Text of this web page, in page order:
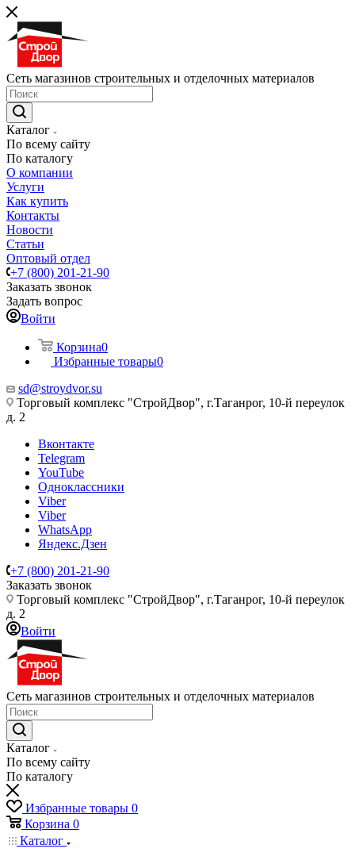
Сеть магазинов строительных и отделочных материалов
Каталог
По всему сайту
По каталогу
О компании
Услуги
Как купить
Контакты
Новости
Статьи
Оптовый отдел
+7 (800) 201-21-90
Заказать звонок
Задать вопрос
Войти
Корзина0
Избранные товары0
sd@stroydvor.su
Торговый комплекс "СтройДвор", г.Таганрог, 10-й переулок
д. 2
Вконтакте
Telegram
YouTube
Одноклассники
Viber
Viber
WhatsApp
Яндекс.Дзен
+7 (800) 201-21-90
Заказать звонок
Торговый комплекс "СтройДвор", г.Таганрог, 10-й переулок
д. 2
Войти
Сеть магазинов строительных и отделочных материалов
Каталог
По всему сайту
По каталогу
Избранные товары 0
Корзина 0
Каталог